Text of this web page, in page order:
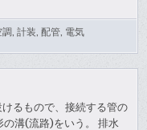
調 ,計装 ,配管 電気
るもので、接続する管の
の溝(流路)をいう。 排水